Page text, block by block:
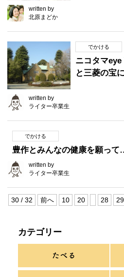
written by
北原まどか
でかける
ニコタマ
と三菱の宝
written by
ライター卒業生
でかける
豊作とみんなの健康を願って
written by
ライター卒業生
30 / 32 前へ 10 20 28 29
カテゴリー